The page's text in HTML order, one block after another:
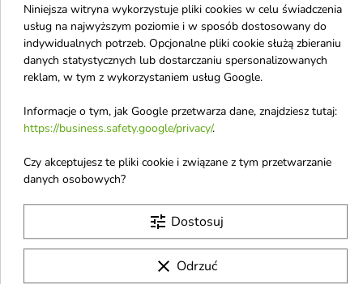
Carolina Herrera
Catrice
Celimax
Cerave
Chanel
Chatler
Chloe
Niniejsza witryna wykorzystuje pliki cookies w celu świadczenia
usług na najwyższym poziomie i w sposób dostosowany do
indywidualnych potrzeb. Opcjonalne pliki cookie służą zbieraniu
danych statystycznych lub dostarczaniu spersonalizowanych
reklam, w tym z wykorzystaniem usług Google.
Informacje o tym, jak Google przetwarza dane, znajdziesz tutaj:
https://business.safety.google/privacy/.
Czy akceptujesz te pliki cookie i związane z tym przetwarzanie
danych osobowych?
tune Dostosuj
clear Odrzuć